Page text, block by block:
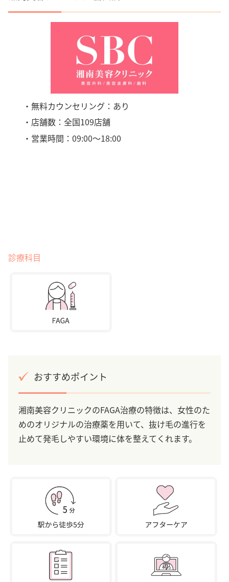
・無料カウンセリング：あり
・店舗数：全国109店舗
・営業時間：09:00〜18:00
診療科目
おすすめポイント
湘南美容クリニックのFAGA治療の特徴は、女性のた
めのオリジナルの治療薬を用いて、抜け毛の進行を
止めて発毛しやすい環境に体を整えてくれます。